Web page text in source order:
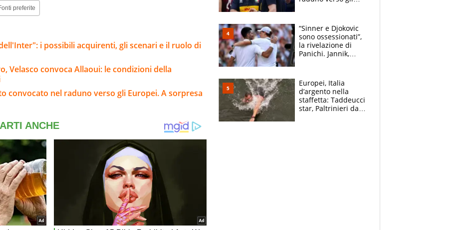
preferite
i possibili acquirenti, gli scenari e il ruolo di
Velasco convoca Allaoui: le condizioni della
convocato nel raduno verso gli Europei. A sorpresa
“Sinner e Djokovic
sono ossessionati”,
la rivelazione di
Panichi. Jannik,
agli US Open
Europei, Italia
d’argento nella
staffetta: Taddeucci
star, Paltrinieri da